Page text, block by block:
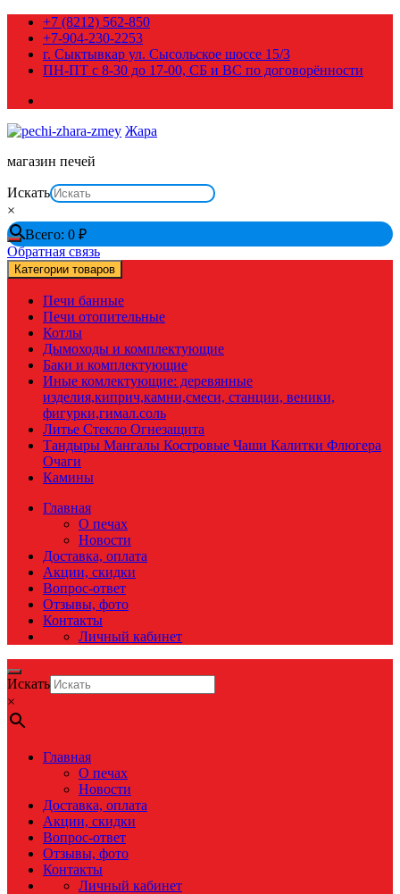
Перейти
содержимому
+7 (8212) 562-850
+7-904-230-2253
г. Сыктывкар ул. Сысольское шоссе 15/3
ПН-ПТ с 8-30 до 17-00, СБ и ВС по договорённости
Жара
магазин печей
Искать
×
Всего: 0 ₽
Обратная связь
Категории товаров
Печи банные
Печи отопительные
Котлы
Дымоходы и комплектующие
Баки и комплектующие
Иные комлектующие: деревянные
изделия,киприч,камни,смеси, станции, веники,
фигурки,гимал.соль
Литье Стекло Огнезащита
Тандыры Мангалы Костровые Чаши Калитки Флюгера
Очаги
Камины
Главная
О печах
Новости
Доставка, оплата
Акции, скидки
Вопрос-ответ
Отзывы, фото
Контакты
Личный кабинет
Искать
×
Главная
О печах
Новости
Доставка, оплата
Акции, скидки
Вопрос-ответ
Отзывы, фото
Контакты
Личный кабинет